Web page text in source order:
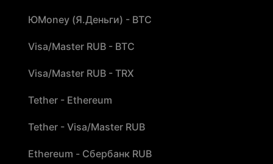
ЮMoney (Я.Деньги) - BTC
Visa/Master RUB - BTC
Visa/Master RUB - TRX
Tether - Ethereum
Tether - Visa/Master RUB
Ethereum - Сбербанк RUB